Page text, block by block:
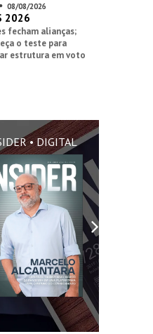
08/08/2026
2026
fecham alianças;
o teste para
estrutura em voto
• DIGITAL